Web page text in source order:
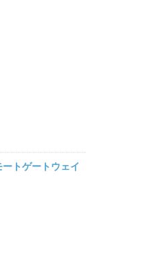
トゲートウェイ